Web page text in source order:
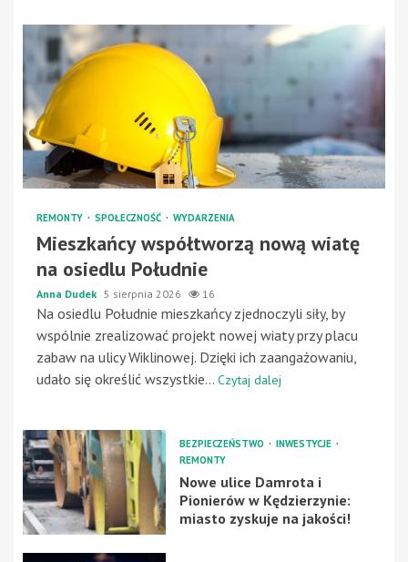
REMONTY SPOŁECZNOŚĆ WYDARZENIA
Mieszkańcy współtworzą nową wiatę
na osiedlu Południe
Anna Dudek 5 sierpnia 2026 16
Na osiedlu Południe mieszkańcy zjednoczyli siły, by
wspólnie zrealizować projekt nowej wiaty przy placu
zabaw na ulicy Wiklinowej. Dzięki ich zaangażowaniu,
udało się określić wszystkie... Czytaj dalej
BEZPIECZEŃSTWO
INWESTYCJE
REMONTY
Nowe ulice Damrota i
Pionierów w Kędzierzynie:
miasto zyskuje na jakości!